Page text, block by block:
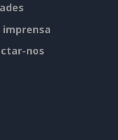
imprensa
nos